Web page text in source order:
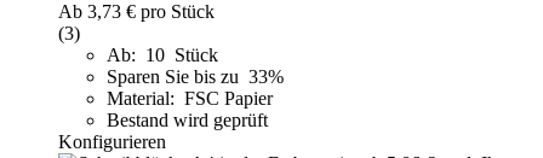
Ab 3,73 € pro Stück
(3)
Ab: 10 Stück
Sparen Sie bis zu 33%
Material: FSC Papier
Bestand wird geprüft
Konfigurieren